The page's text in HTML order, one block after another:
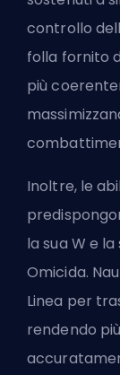
controllo
folla fornito
più
Inoltre, le
la sua W e
Omicida.
Linea per
rendendo